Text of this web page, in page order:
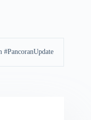
#PancoranUpdate